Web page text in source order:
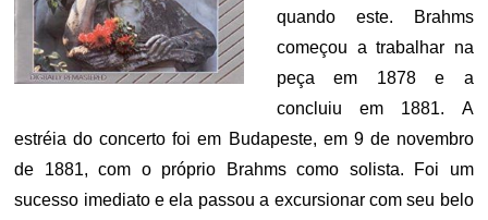
quando este. Brahms
começou a trabalhar na
peça em 1878 e a
concluiu em 1881. A
estréia do concerto foi em Budapeste, em 9 de novembro
de 1881, com o próprio Brahms como solista. Foi um
sucesso imediato e ela passou a excursionar com seu belo